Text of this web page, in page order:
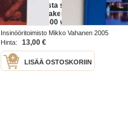
Kustaa Vaasasta suureen
pullasotaan : rakentamisen
innovaatioita 500 vuotta -
innovatiivista suunnittelua 50
vuotta : Insinööritoimisto Mikko
Vahanen 1955-2005
Insinööritoimisto Mikko Vahanen 2005
Hinta:
13,00 €
LISÄÄ OSTOSKORIIN